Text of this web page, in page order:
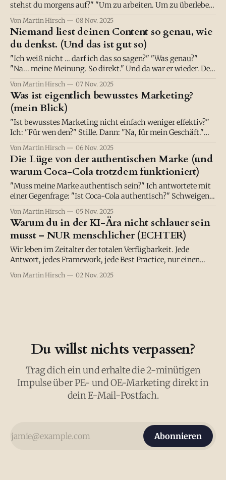
stehst du morgens auf?" "Um zu arbeiten. Um zu überleben.
Purpose." Stille. Dann: "Nein. Das ist einfach... Realität."
Und da liegt
Von Martin Hirsch 08 Nov. 2025
Niemand liest deinen Content so genau, wie
du denkst. (Und das ist gut so)
"Ich weiß nicht … darf ich das so sagen?" "Was genau?"
"Na... meine Meinung. So direkt." Und da war er wieder. Der
Strategie, schlechtes Design oder inkonsistentes Posting
zusammen: Die Angst vor dem Urteil. (Niemand bleibt
davon
Von Martin Hirsch 07 Nov. 2025
Was ist eigentlich bewusstes Marketing?
(mein Blick)
"Ist bewusstes Marketing nicht einfach weniger effektiv?"
Ich: "Für wen den?" Stille. Dann: "Na, für mein Geschäft."
(egoistischen) Optimierung Traditionelles Marketing hat
ein Ziel: Maximierung. Mehr Leads. Mehr Umsatz. Mehr
Wachstum. Und es funktioniert. Verdammt
Von Martin Hirsch 06 Nov. 2025
Die Lüge von der authentischen Marke (und
warum Coca-Cola trotzdem funktioniert)
"Muss meine Marke authentisch sein?" Ich antwortete mit
einer Gegenfrage: "Ist Coca-Cola authentisch?" Schweigen.
der Knoten. Die Sache mit der Echtheit Wir leben in einer
Zeit, in der "Authentizität" zum Marketing Buzzword
Von Martin Hirsch 05 Nov. 2025
Warum du in der KI-Ära nicht schlauer sein
musst – NUR menschlicher (ECHTER)
Wir leben im Zeitalter der totalen Verfügbarkeit. Jede
Antwort, jedes Framework, jede Best Practice, nur einen
Tagen recherchierten. Präziser. Schneller. Billiger. Und
Von Martin Hirsch 02 Nov. 2025
Du willst nichts verpassen?
Trag dich ein und erhalte die 2-minütigen
Impulse über PE- und OE-Marketing direkt in
dein E-Mail-Postfach.
Abonnieren